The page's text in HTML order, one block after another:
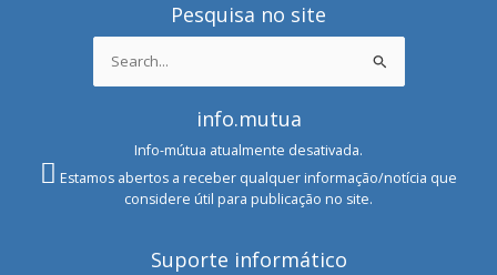
Pesquisa no site
Search
for:
info.mutua
Info-mútua atualmente desativada.
Estamos abertos a receber qualquer informação/notícia que
considere útil para publicação no site.
Suporte informático